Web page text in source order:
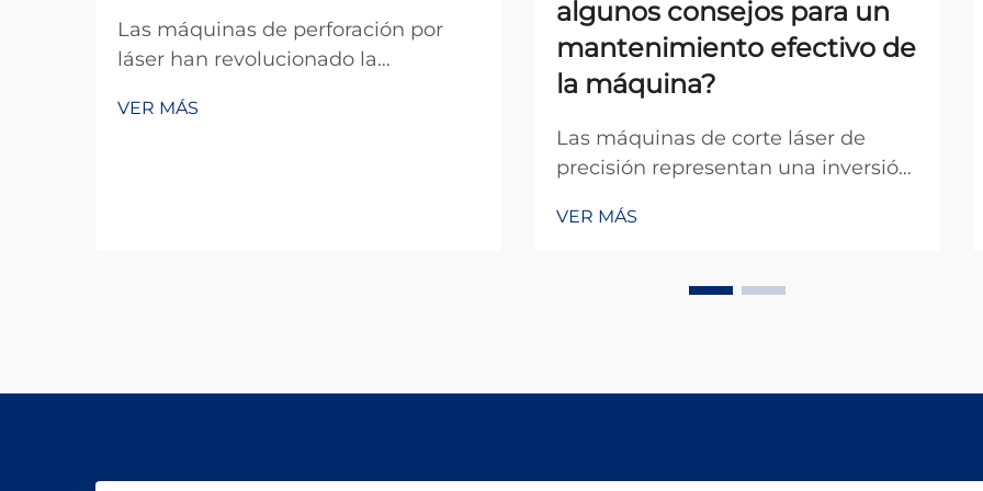
Las máquinas de perforación por
láser han revolucionado la
industrias, ofreciendo una exactitud
VER MÁS
algunos consejos para un
mantenimiento efectivo de
la máquina?
Las máquinas de corte láser de
precisión representan una inversión
manufactureras, y su
directamente relacionado con la
VER MÁS